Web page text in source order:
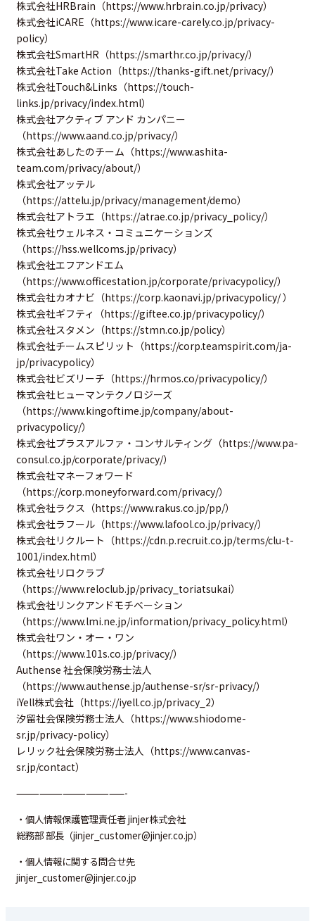
株式会社HRBrain（https://www.hrbrain.co.jp/privacy）
株式会社iCARE（https://www.icare-carely.co.jp/privacy-
policy）
株式会社SmartHR（https://smarthr.co.jp/privacy/）
株式会社Take Action（https://thanks-gift.net/privacy/）
株式会社Touch&Links（https://touch-
links.jp/privacy/index.html）
株式会社アクティブ アンド カンパニー
（https://www.aand.co.jp/privacy/）
株式会社あしたのチーム（https://www.ashita-
team.com/privacy/about/）
株式会社アッテル
（https://attelu.jp/privacy/management/demo）
株式会社アトラエ（https://atrae.co.jp/privacy_policy/）
株式会社ウェルネス・コミュニケーションズ
（https://hss.wellcoms.jp/privacy）
株式会社エフアンドエム
（https://www.officestation.jp/corporate/privacypolicy/）
株式会社カオナビ（https://corp.kaonavi.jp/privacypolicy/）
株式会社ギフティ（https://giftee.co.jp/privacypolicy/）
株式会社スタメン（https://stmn.co.jp/policy）
株式会社チームスピリット（https://corp.teamspirit.com/ja-
jp/privacypolicy）
株式会社ビズリーチ（https://hrmos.co/privacypolicy/）
株式会社ヒューマンテクノロジーズ
（https://www.kingoftime.jp/company/about-
privacypolicy/）
株式会社プラスアルファ・コンサルティング（https://www.pa-
consul.co.jp/corporate/privacy/）
株式会社マネーフォワード
（https://corp.moneyforward.com/privacy/）
株式会社ラクス（https://www.rakus.co.jp/pp/）
株式会社ラフール（https://www.lafool.co.jp/privacy/）
株式会社リクルート（https://cdn.p.recruit.co.jp/terms/clu-t-
1001/index.html）
株式会社リロクラブ
（https://www.reloclub.jp/privacy_toriatsukai）
株式会社リンクアンドモチベーション
（https://www.lmi.ne.jp/information/privacy_policy.html）
株式会社ワン・オー・ワン
（https://www.101s.co.jp/privacy/）
Authense 社会保険労務士法人
（https://www.authense.jp/authense-sr/sr-privacy/）
iYell株式会社（https://iyell.co.jp/privacy_2）
汐留社会保険労務士法人（https://www.shiodome-
sr.jp/privacy-policy）
レリック社会保険労務士法人（https://www.canvas-
sr.jp/contact）
——————————————-
・個人情報保護管理責任者 jinjer株式会社
総務部 部長（jinjer_customer@jinjer.co.jp）
・個人情報に関する問合せ先
jinjer_customer@jinjer.co.jp